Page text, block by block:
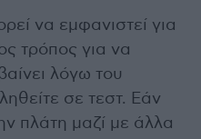
να εμφανιστεί για
τρόπος για να
λόγω του
σε τεστ. Εάν
πλάτη μαζί με άλλα